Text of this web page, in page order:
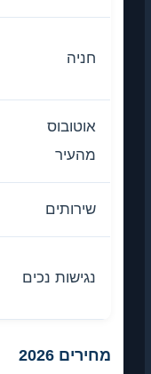
חניה
אוטובוס
מהעיר
שירותים
נגישות נכים
מחירים 2026